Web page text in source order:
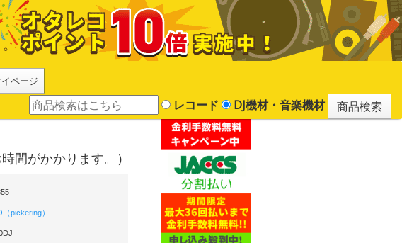
ページ
レコード DJ機材・音楽機材
間がかかります。）
pickering）